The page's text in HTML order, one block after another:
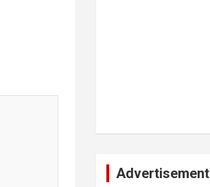
Advertisement